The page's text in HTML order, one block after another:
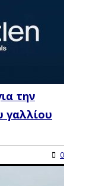
την
γαλλίου
0